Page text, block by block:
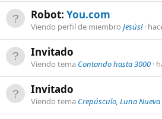
Robot: You.com
Viendo perfil de miembro Jesús!
Invitado
Viendo tema Contando hasta 3000
Invitado
Viendo tema Crepúsculo, Luna Nueva